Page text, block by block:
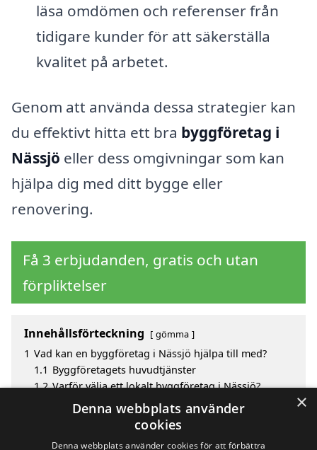
läsa omdömen och referenser från
tidigare kunder för att säkerställa
kvalitet på arbetet.
Genom att använda dessa strategier kan
du effektivt hitta ett bra byggföretag i
Nässjö eller dess omgivningar som kan
hjälpa dig med ditt bygge eller
renovering.
Få 3 erbjudanden, gratis och utan
förpliktelser
Innehållsförteckning gömma
1 Vad kan en byggföretag i Nässjö hjälpa till med?
1.1 Byggföretagets huvudtjänster
1.2 Varför välja ett lokalt byggföretag i Nässjö?
Fördelar med att välja byggföretag i Nässjö
Sök efter en skicklig byggföretag i de omgivande
×
Denna webbplats använder
cookies
Denna webbplats använder cookies för att förbättra